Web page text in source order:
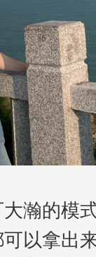
瀚的模
以拿出